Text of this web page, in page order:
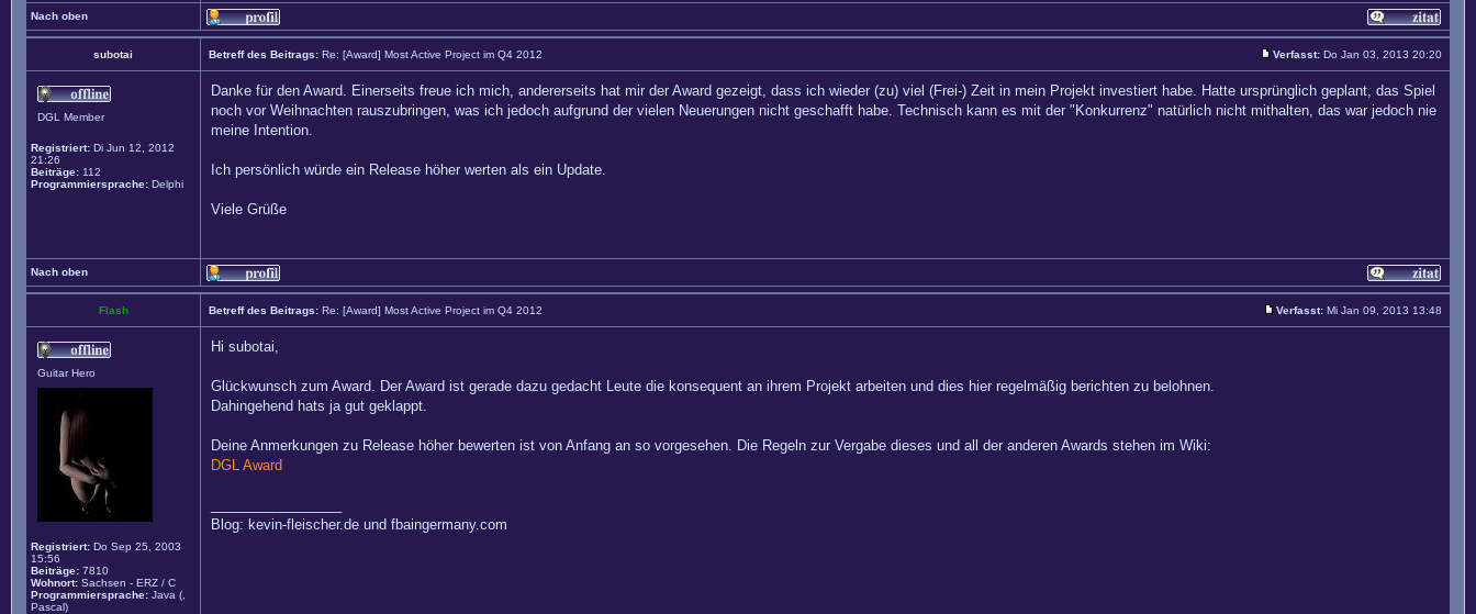
Nach oben
subotai Betreff des Beitrags: Re: [Award] Most Active Project im Q4 2012 Verfasst: Do Jan 03, 2013 20:20
DGL Member
Registriert: Di Jun 12, 2012
21:26
Beiträge: 112
Programmiersprache: Delphi
Danke für den Award. Einerseits freue ich mich, andererseits hat mir der Award gezeigt, dass ich wieder (zu) viel (Frei-) Zeit in mein Projekt investiert habe. Hatte ursprünglich geplant, das Spiel
noch vor Weihnachten rauszubringen, was ich jedoch aufgrund der vielen Neuerungen nicht geschafft habe. Technisch kann es mit der "Konkurrenz" natürlich nicht mithalten, das war jedoch nie
meine Intention.
Ich persönlich würde ein Release höher werten als ein Update.
Viele Grüße
Nach oben
Flash Betreff des Beitrags: Re: [Award] Most Active Project im Q4 2012 Verfasst: Mi Jan 09, 2013 13:48
Guitar Hero
Registriert: Do Sep 25, 2003
15:56
Beiträge: 7810
Wohnort: Sachsen - ERZ / C
Programmiersprache: Java (,
Pascal)
Hi subotai,
Glückwunsch zum Award. Der Award ist gerade dazu gedacht Leute die konsequent an ihrem Projekt arbeiten und dies hier regelmäßig berichten zu belohnen.
Dahingehend hats ja gut geklappt.
Deine Anmerkungen zu Release höher bewerten ist von Anfang an so vorgesehen. Die Regeln zur Vergabe dieses und all der anderen Awards stehen im Wiki:
DGL Award
Blog: kevin-fleischer.de und fbaingermany.com